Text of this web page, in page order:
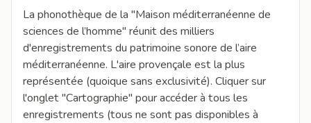
La phonothèque de la "Maison méditerranéenne de
sciences de l’homme" réunit des milliers
d'enregistrements du patrimoine sonore de l’aire
méditerranéenne. L'aire provençale est la plus
représentée (quoique sans exclusivité). Cliquer sur
l'onglet "Cartographie" pour accéder à tous les
enregistrements (tous ne sont pas disponibles à